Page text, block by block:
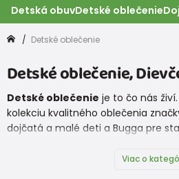
Detská obuvDetské oblečenie
Detské oblečenie
Detské oblečenie,
Detské oblečenie je to čo nás
kolekciu kvalitného oblečenia
dojčatá a malé deti a Bugga pre
počasia, nechýbajú však aniodevy
Viac o